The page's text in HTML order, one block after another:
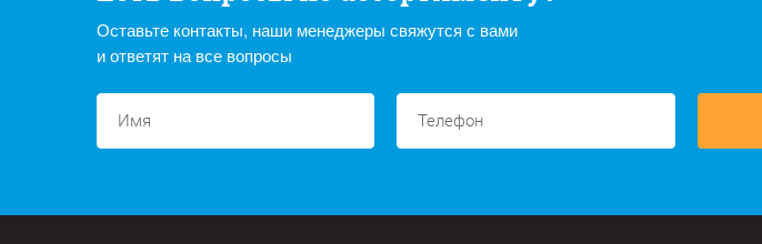
Оставьте контакты, наши менеджеры свяжутся с вами
и ответят на все вопросы